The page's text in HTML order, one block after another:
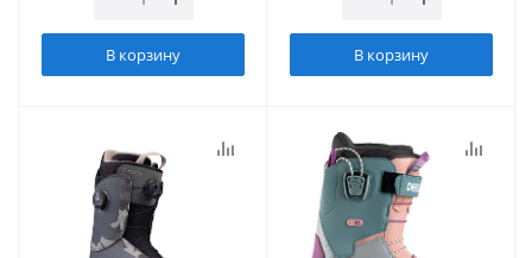
В корзину В корзину